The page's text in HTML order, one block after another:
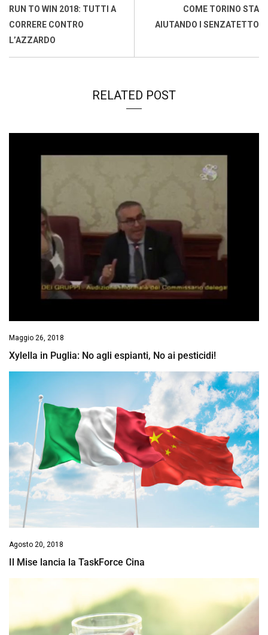
o
o
k
A
p
d
d
RUN TO WIN 2018: TUTTI A
CORRERE CONTRO
L’AZZARDO
COME TORINO STA
AIUTANDO I SENZATETTO
RELATED POST
Maggio 26, 2018
Xylella in Puglia: No agli espianti, No ai pesticidi!
Agosto 20, 2018
Il Mise lancia la TaskForce Cina